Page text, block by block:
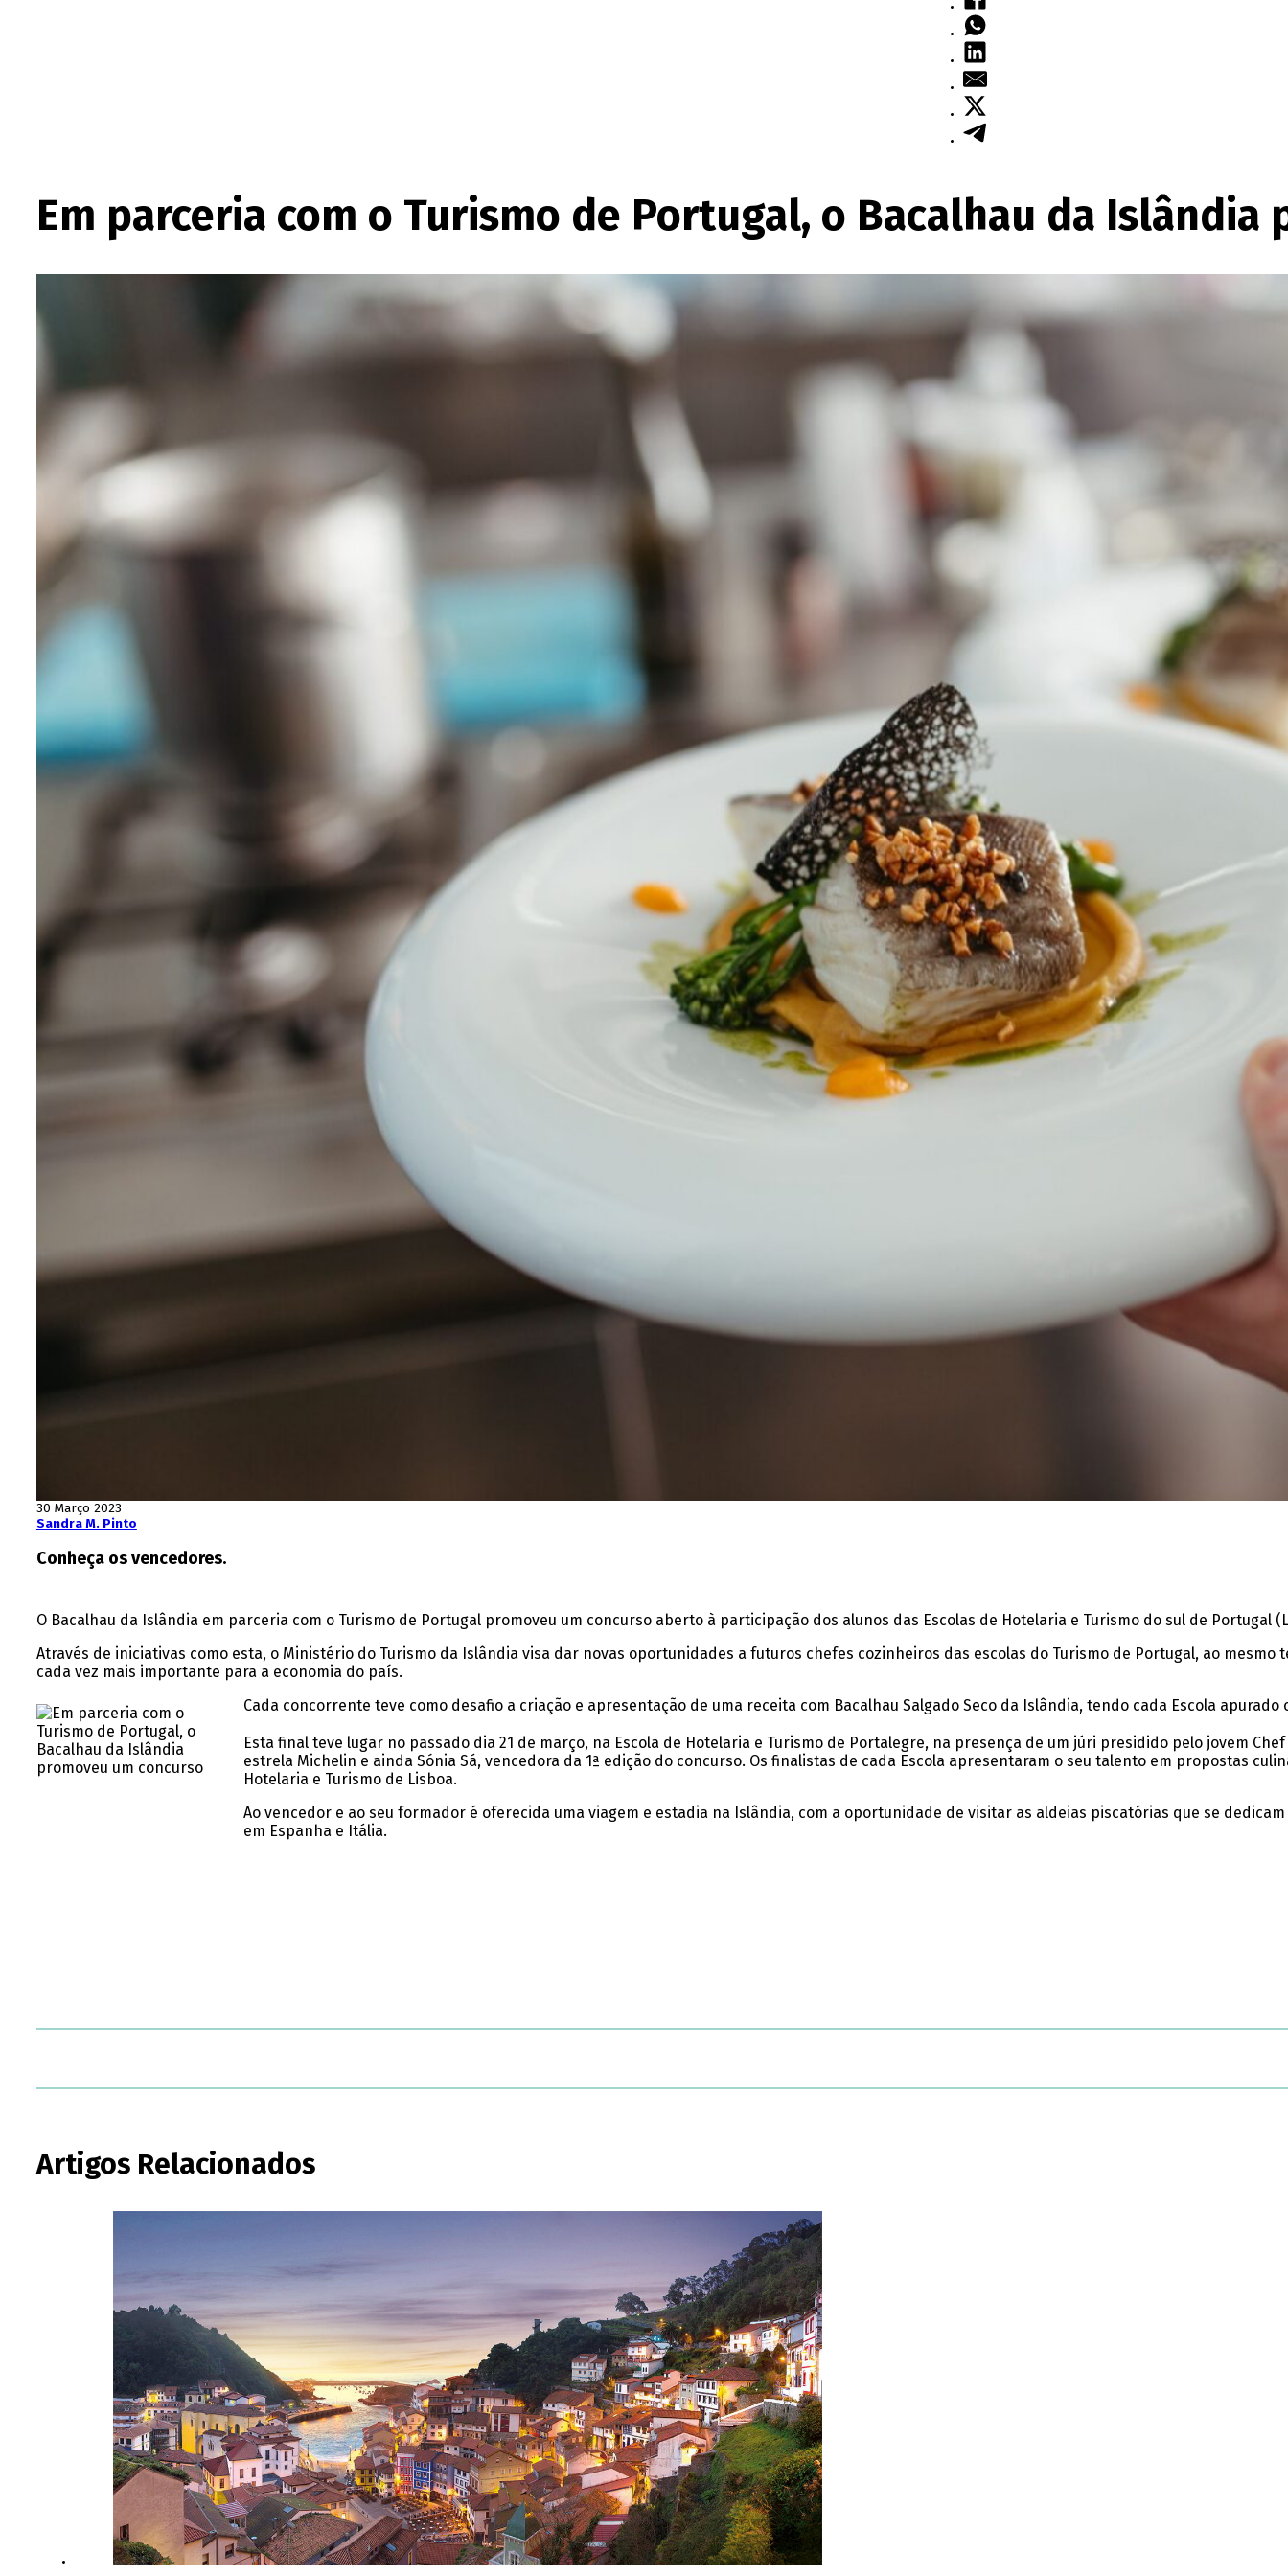
Em parceria com o Turismo de Portugal, o Bacalhau da Islândia
30 Março 2023
Sandra M. Pinto
Conheça os vencedores.
O Bacalhau da Islândia em parceria com o Turismo de Portugal promoveu um concurso aberto à participação dos alunos das Escolas de Hotelaria e Turismo do sul de Portugal
Através de iniciativas como esta, o Ministério do Turismo da Islândia visa dar novas oportunidades a futuros chefes cozinheiros das escolas do Turismo de Portugal, ao
cada vez mais importante para a economia do país.
Cada concorrente teve como desafio a criação e apresentação de uma receita com Bacalhau Salgado Seco da Islândia, tendo cada Escola
Esta final teve lugar no passado dia 21 de março, na Escola de Hotelaria e Turismo de Portalegre, na presença de um júri presidido pelo jovem
estrela Michelin e ainda Sónia Sá, vencedora da 1ª edição do concurso. Os finalistas de cada Escola apresentaram o seu talento em propostas
Hotelaria e Turismo de Lisboa.
Ao vencedor e ao seu formador é oferecida uma viagem e estadia na Islândia, com a oportunidade de visitar as aldeias piscatórias que se
em Espanha e Itália.
Artigos Relacionados